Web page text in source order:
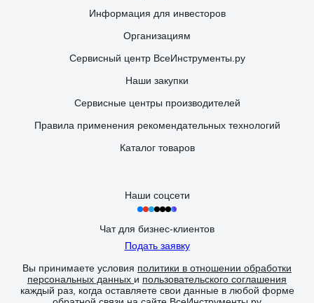
Информация для инвесторов
Организациям
Сервисный центр ВсеИнструменты.ру
Наши закупки
Сервисные центры производителей
Правила применения рекомендательных технологий
Каталог товаров
Наши соцсети
Чат для бизнес-клиентов
Подать заявку
Вы принимаете условия политики в отношении обработки
персональных данных и пользовательского соглашения
каждый раз, когда оставляете свои данные в любой форме